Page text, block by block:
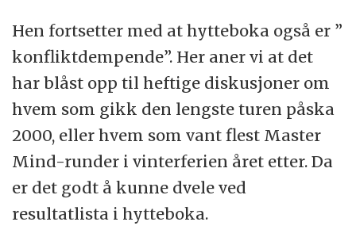
Hen fortsetter med at hytteboka også er ”
konfliktdempende”. Her aner vi at det
har blåst opp til heftige diskusjoner om
hvem som gikk den lengste turen påska
2000, eller hvem som vant flest Master
Mind-runder i vinterferien året etter. Da
er det godt å kunne dvele ved
resultatlista i hytteboka.